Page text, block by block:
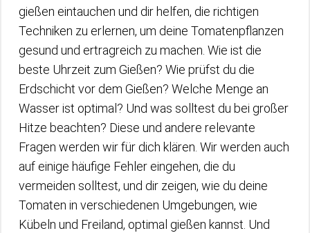
gießen eintauchen und dir helfen, die richtigen
Techniken zu erlernen, um deine Tomatenpflanzen
gesund und ertragreich zu machen. Wie ist die
beste Uhrzeit zum Gießen? Wie prüfst du die
Erdschicht vor dem Gießen? Welche Menge an
Wasser ist optimal? Und was solltest du bei großer
Hitze beachten? Diese und andere relevante
Fragen werden wir für dich klären. Wir werden auch
auf einige häufige Fehler eingehen, die du
vermeiden solltest, und dir zeigen, wie du deine
Tomaten in verschiedenen Umgebungen, wie
Kübeln und Freiland, optimal gießen kannst. Und